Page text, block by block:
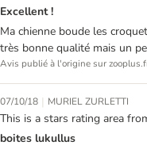
Excellent !
Ma chienne boude les
très bonne qualité mais un
Avis publié à l'origine sur
07/10/18 | MURIEL ZURLETTI
This is a stars rating area
boites lukullus